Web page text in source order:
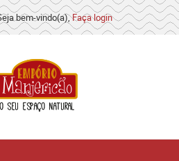
bem-vindo(a),Faça login